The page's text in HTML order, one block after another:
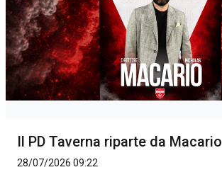
Il PD Taverna riparte da Macario
28/07/2026 09:22